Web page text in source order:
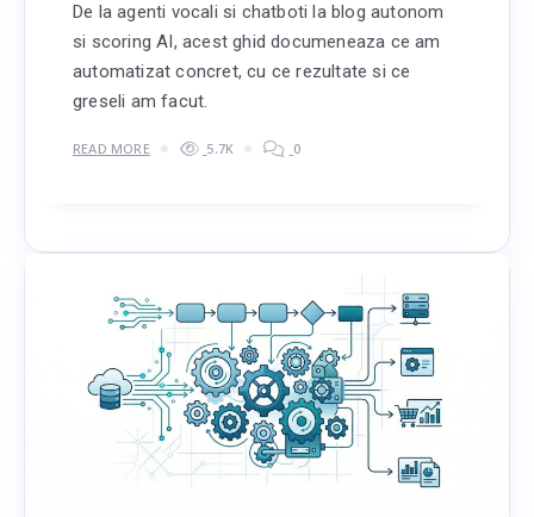
De la agenti vocali si chatboti la blog autonom
si scoring AI, acest ghid documeneaza ce am
automatizat concret, cu ce rezultate si ce
greseli am facut.
READ MORE 5.7K 0